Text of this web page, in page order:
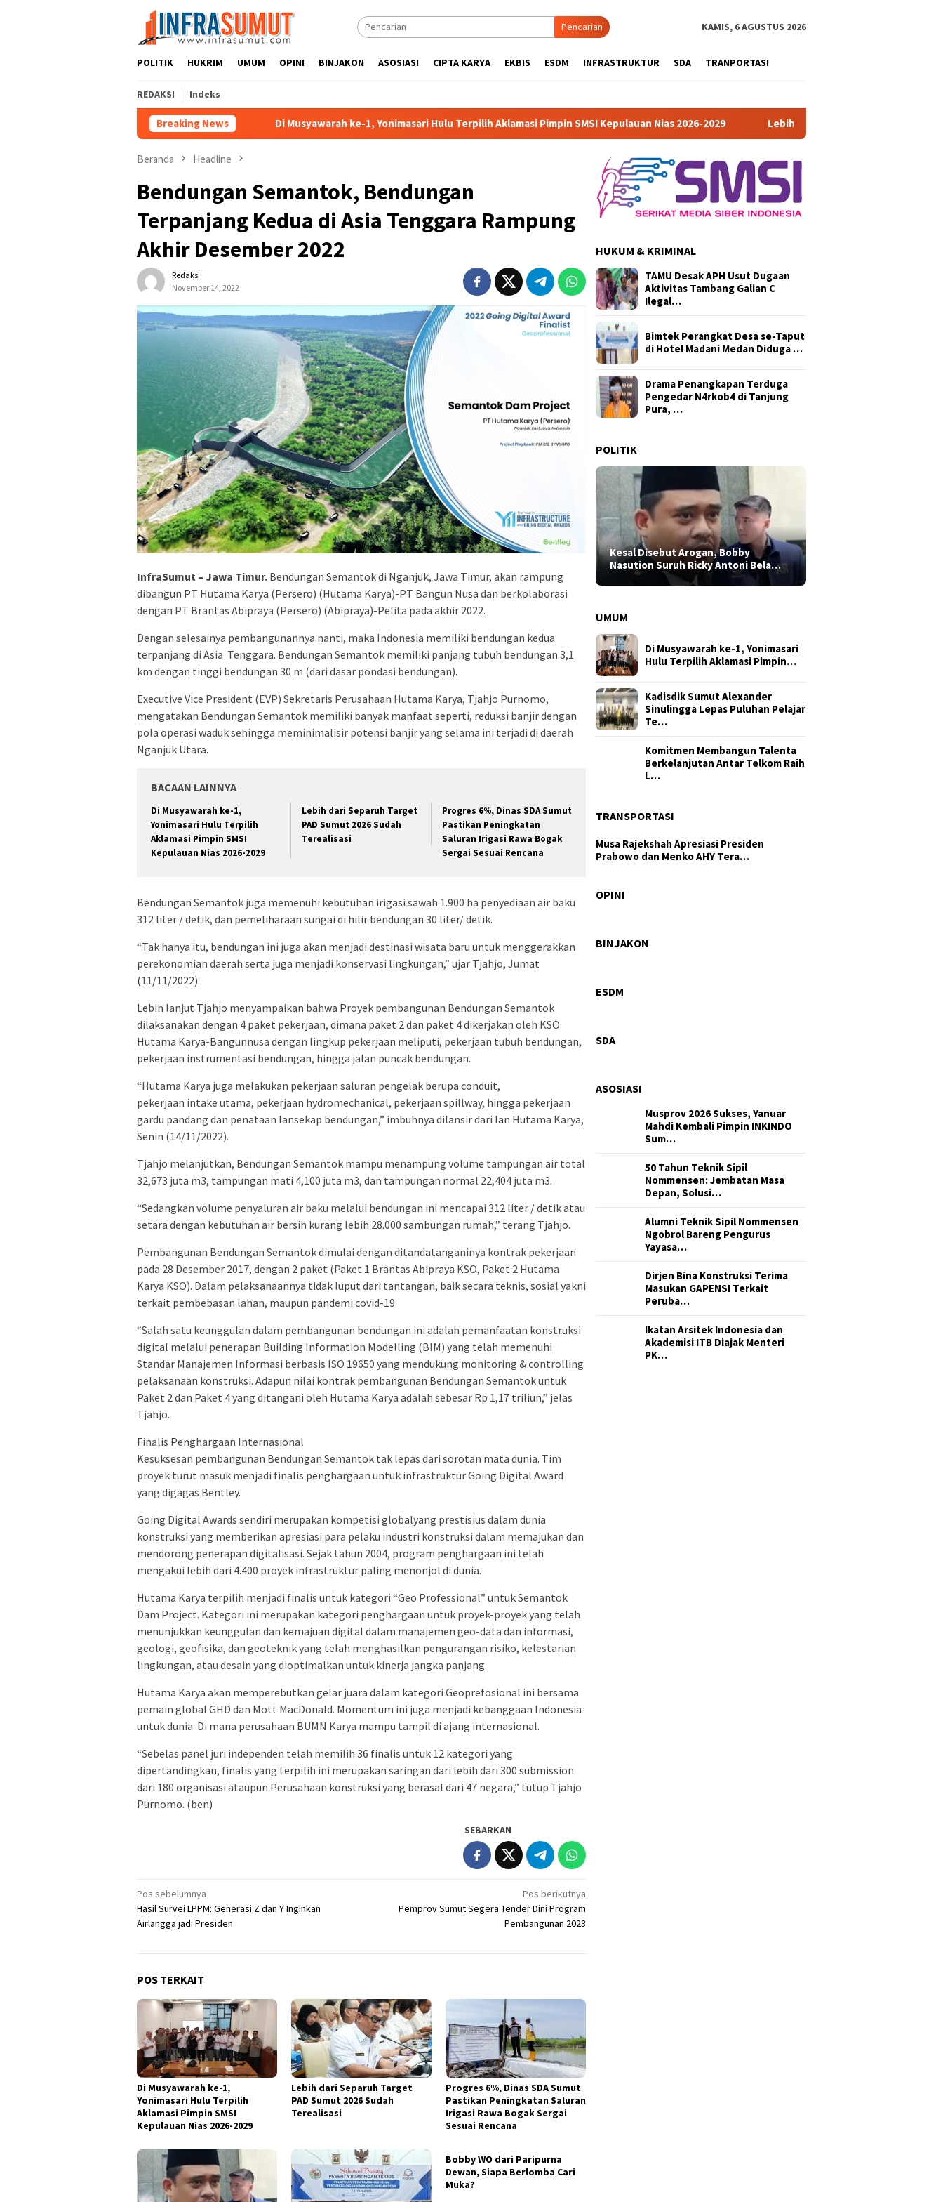
Pencarian KAMIS, 6 AGUSTUS 2026
POLITIK HUKRIM UMUM OPINI BINJAKON ASOSIASI CIPTA KARYA EKBIS ESDM INFRASTRUKTUR SDA TRANPORTASI
REDAKSI Indeks
Breaking NewsDi Musyawarah ke-1, Yonimasari Hulu Terpilih Aklamasi Pimpin SMSI Kepulauan Nias 2026-2029 Lebih dari Separuh Target PAD Sumut 2026 Sudah
Beranda Headline
Bendungan Semantok, Bendungan
Terpanjang Kedua di Asia Tenggara Rampung
Akhir Desember 2022
Redaksi
November 14, 2022
InfraSumut – Jawa Timur. Bendungan Semantok di Nganjuk, Jawa Timur, akan rampung
dibangun PT Hutama Karya (Persero) (Hutama Karya)-PT Bangun Nusa dan berkolaborasi
dengan PT Brantas Abipraya (Persero) (Abipraya)-Pelita pada akhir 2022.
Dengan selesainya pembangunannya nanti, maka Indonesia memiliki bendungan kedua
terpanjang di Asia Tenggara. Bendungan Semantok memiliki panjang tubuh bendungan 3,1
km dengan tinggi bendungan 30 m (dari dasar pondasi bendungan).
Executive Vice President (EVP) Sekretaris Perusahaan Hutama Karya, Tjahjo Purnomo,
mengatakan Bendungan Semantok memiliki banyak manfaat seperti, reduksi banjir dengan
pola operasi waduk sehingga meminimalisir potensi banjir yang selama ini terjadi di daerah
Nganjuk Utara.
BACAAN LAINNYA
Di Musyawarah ke-1,
Yonimasari Hulu Terpilih
Aklamasi Pimpin SMSI
Kepulauan Nias 2026-2029
Lebih dari Separuh Target
PAD Sumut 2026 Sudah
Terealisasi
Progres 6%, Dinas SDA Sumut
Pastikan Peningkatan
Saluran Irigasi Rawa Bogak
Sergai Sesuai Rencana
Bendungan Semantok juga memenuhi kebutuhan irigasi sawah 1.900 ha penyediaan air baku
312 liter / detik, dan pemeliharaan sungai di hilir bendungan 30 liter/ detik.
“Tak hanya itu, bendungan ini juga akan menjadi destinasi wisata baru untuk menggerakkan
perekonomian daerah serta juga menjadi konservasi lingkungan,” ujar Tjahjo, Jumat
(11/11/2022).
Lebih lanjut Tjahjo menyampaikan bahwa Proyek pembangunan Bendungan Semantok
dilaksanakan dengan 4 paket pekerjaan, dimana paket 2 dan paket 4 dikerjakan oleh KSO
Hutama Karya-Bangunnusa dengan lingkup pekerjaan meliputi, pekerjaan tubuh bendungan,
pekerjaan instrumentasi bendungan, hingga jalan puncak bendungan.
“Hutama Karya juga melakukan pekerjaan saluran pengelak berupa conduit,
pekerjaan intake utama, pekerjaan hydromechanical, pekerjaan spillway, hingga pekerjaan
gardu pandang dan penataan lansekap bendungan,” imbuhnya dilansir dari lan Hutama Karya,
Senin (14/11/2022).
Tjahjo melanjutkan, Bendungan Semantok mampu menampung volume tampungan air total
32,673 juta m3, tampungan mati 4,100 juta m3, dan tampungan normal 22,404 juta m3.
“Sedangkan volume penyaluran air baku melalui bendungan ini mencapai 312 liter / detik atau
setara dengan kebutuhan air bersih kurang lebih 28.000 sambungan rumah,” terang Tjahjo.
Pembangunan Bendungan Semantok dimulai dengan ditandatanganinya kontrak pekerjaan
pada 28 Desember 2017, dengan 2 paket (Paket 1 Brantas Abipraya KSO, Paket 2 Hutama
Karya KSO). Dalam pelaksanaannya tidak luput dari tantangan, baik secara teknis, sosial yakni
terkait pembebasan lahan, maupun pandemi covid-19.
“Salah satu keunggulan dalam pembangunan bendungan ini adalah pemanfaatan konstruksi
digital melalui penerapan Building Information Modelling (BIM) yang telah memenuhi
Standar Manajemen Informasi berbasis ISO 19650 yang mendukung monitoring & controlling
pelaksanaan konstruksi. Adapun nilai kontrak pembangunan Bendungan Semantok untuk
Paket 2 dan Paket 4 yang ditangani oleh Hutama Karya adalah sebesar Rp 1,17 triliun,” jelas
Tjahjo.
Finalis Penghargaan Internasional
Kesuksesan pembangunan Bendungan Semantok tak lepas dari sorotan mata dunia. Tim
proyek turut masuk menjadi finalis penghargaan untuk infrastruktur Going Digital Award
yang digagas Bentley.
Going Digital Awards sendiri merupakan kompetisi globalyang prestisius dalam dunia
konstruksi yang memberikan apresiasi para pelaku industri konstruksi dalam memajukan dan
mendorong penerapan digitalisasi. Sejak tahun 2004, program penghargaan ini telah
mengakui lebih dari 4.400 proyek infrastruktur paling menonjol di dunia.
Hutama Karya terpilih menjadi finalis untuk kategori “Geo Professional” untuk Semantok
Dam Project. Kategori ini merupakan kategori penghargaan untuk proyek-proyek yang telah
menunjukkan keunggulan dan kemajuan digital dalam manajemen geo-data dan informasi,
geologi, geofisika, dan geoteknik yang telah menghasilkan pengurangan risiko, kelestarian
lingkungan, atau desain yang dioptimalkan untuk kinerja jangka panjang.
Hutama Karya akan memperebutkan gelar juara dalam kategori Geoprefosional ini bersama
pemain global GHD dan Mott MacDonald. Momentum ini juga menjadi kebanggaan Indonesia
untuk dunia. Di mana perusahaan BUMN Karya mampu tampil di ajang internasional.
“Sebelas panel juri independen telah memilih 36 finalis untuk 12 kategori yang
dipertandingkan, finalis yang terpilih ini merupakan saringan dari lebih dari 300 submission
dari 180 organisasi ataupun Perusahaan konstruksi yang berasal dari 47 negara,” tutup Tjahjo
Purnomo. (ben)
SEBARKAN
Navigasi
pos
Pos sebelumnya
Hasil Survei LPPM: Generasi Z dan Y Inginkan
Airlangga jadi Presiden
Pos berikutnya
Pemprov Sumut Segera Tender Dini Program
Pembangunan 2023
POS TERKAIT
Di Musyawarah ke-1,
Yonimasari Hulu Terpilih
Aklamasi Pimpin SMSI
Kepulauan Nias 2026-2029
Lebih dari Separuh Target
PAD Sumut 2026 Sudah
Terealisasi
Progres 6%, Dinas SDA Sumut
Pastikan Peningkatan Saluran
Irigasi Rawa Bogak Sergai
Sesuai Rencana
Bobby WO dari Paripurna
Dewan, Siapa Berlomba Cari
Muka?
HUKUM & KRIMINAL
TAMU Desak APH Usut Dugaan
Aktivitas Tambang Galian C
Ilegal…
Bimtek Perangkat Desa se-Taput
di Hotel Madani Medan Diduga …
Drama Penangkapan Terduga
Pengedar N4rkob4 di Tanjung
Pura, …
POLITIK
Kesal Disebut Arogan, Bobby
Nasution Suruh Ricky Antoni Bela…
UMUM
Di Musyawarah ke-1, Yonimasari
Hulu Terpilih Aklamasi Pimpin…
Kadisdik Sumut Alexander
Sinulingga Lepas Puluhan Pelajar
Te…
Komitmen Membangun Talenta
Berkelanjutan Antar Telkom Raih
L…
TRANSPORTASI
Musa Rajekshah Apresiasi Presiden
Prabowo dan Menko AHY Tera…
OPINILayanan Kesehatan: DPRD Samo…
BINJAKON
Bertemunya Perdagangan, Invest…
ESDMGalian C Ilegal di Sipiong…
SDAPastikan Peningkatan Saluran Iri…
ASOSIASI
Musprov 2026 Sukses, Yanuar
Mahdi Kembali Pimpin INKINDO
Sum…
50 Tahun Teknik Sipil
Nommensen: Jembatan Masa
Depan, Solusi…
Alumni Teknik Sipil Nommensen
Ngobrol Bareng Pengurus
Yayasa…
Dirjen Bina Konstruksi Terima
Masukan GAPENSI Terkait
Peruba…
Ikatan Arsitek Indonesia dan
Akademisi ITB Diajak Menteri
PK…